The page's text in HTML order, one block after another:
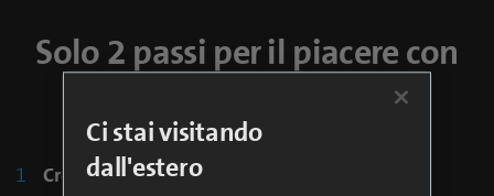
Film e Serie
On Demand
Solo 2 passi per il piacere con
Crea login o accedi con Swisscom Login
Ci stai visitando
dall'estero